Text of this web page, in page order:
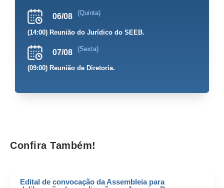
06/08 (Quinta)
(14:00) Reunião do Jurídico do SEEB.
07/08 (Sexta)
(09:00) Reunião de Diretoria.
Confira Também!
Edital de convocação da Assembleia para